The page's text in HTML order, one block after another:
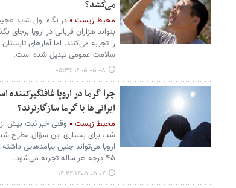
می‌کُشد؟
محیط زیست
بتواند هزاران قربانی در اروپا
سلامت عمومی تبدیل شده است.
۱۴۰۵-۰۵-۰۸ ۰۵:۳۶
ایرانی‌ها با گرما سازگارترند؟
محیط زیست
اروپا می‌تواند چنین پیامدهایی
۴۵ درجه هر ساله تجربه می‌شود.
۱۴۰۵-۰۵-۰۴ ۱۴:۲۴